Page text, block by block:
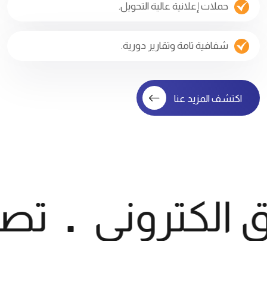
حملات إعلانية عالية التحويل.
شفافية تامة وتقارير دورية.
اكتشف المزيد عنا